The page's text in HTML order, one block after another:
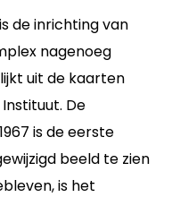
de inrichting van
nagenoeg
uit de kaarten
De
is de eerste
beeld te zien
is het